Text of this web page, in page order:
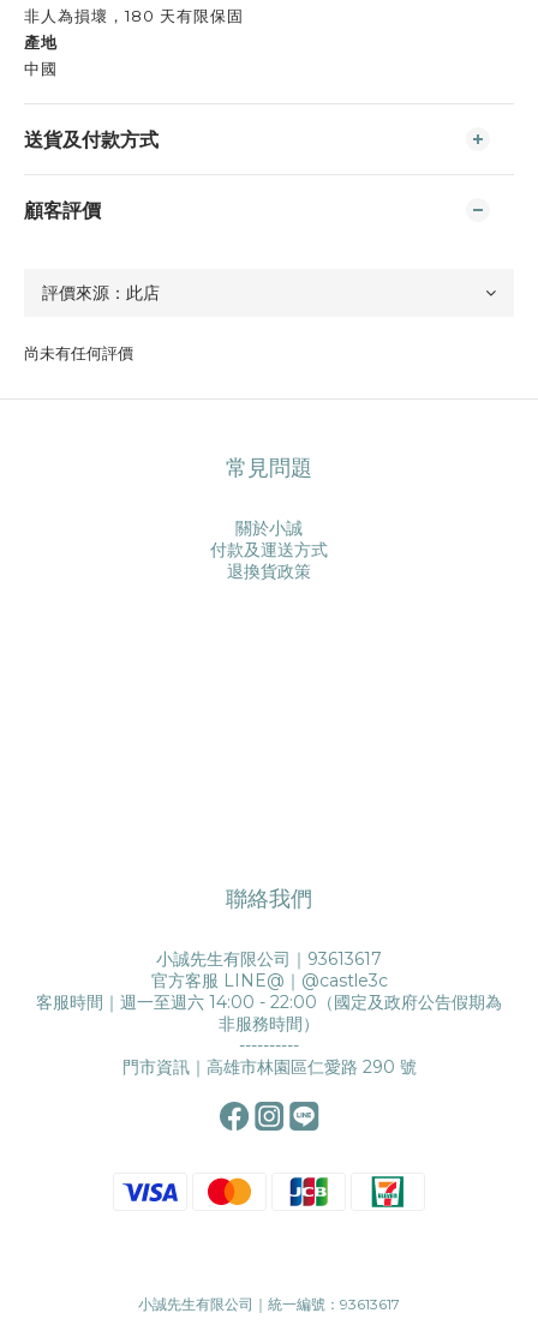
非人為損壞，180 天有限保固
產地
中國
送貨及付款方式
顧客評價
尚未有任何評價
常見問題
關於小誠
付款及運送方式
退換貨政策
聯絡我們
小誠先生有限公司｜93613617
官方客服 LINE@｜ @castle3c
客服時間｜週一至週六 14:00 - 22:00（國定及政府公告假期為
非服務時間）
----------
門市資訊｜高雄市林園區仁愛路 290 號
小誠先生有限公司｜統一編號：93613617